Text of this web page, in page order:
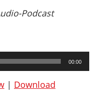
Podcast
00:00
| Download